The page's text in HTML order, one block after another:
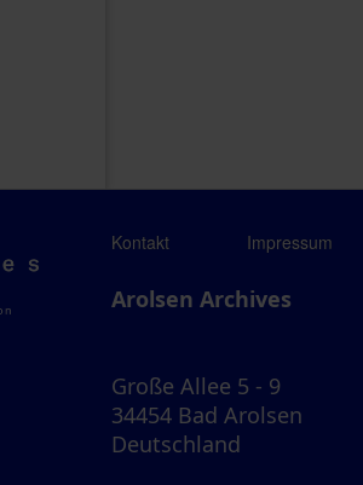
Kontakt Impressum
Arolsen Archives
Große Allee 5 - 9
34454 Bad Arolsen
Deutschland